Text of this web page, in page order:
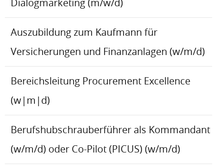
Dialogmarketing (m/w/d)
Auszubildung zum Kaufmann für
Versicherungen und Finanzanlagen (w/m/d)
Bereichsleitung Procurement Excellence
(w|m|d)
Berufshubschrauberführer als Kommandant
(w/m/d) oder Co-Pilot (PICUS) (w/m/d)